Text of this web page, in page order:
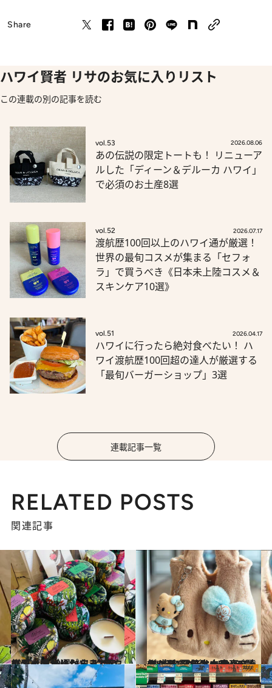
Share
ハワイ賢者 リサのお気に入りリスト
この連載の別の記事を読む
vol.53 2026.08.06
あの伝説の限定トートも！ リニューア
ルした「ディーン＆デルーカ ハワイ」
で必須のお土産8選
vol.52 2026.07.17
渡航歴100回以上のハワイ通が厳選！
世界の最旬コスメが集まる「セフォ
ラ」で買うべき《日本未上陸コスメ＆
スキンケア10選》
vol.51 2026.04.17
ハワイに行ったら絶対食べたい！ ハ
ワイ渡航歴100回超の達人が厳選する
「最旬バーガーショップ」3選
連載記事一覧
RELATED POSTS
関連記事
2025.12.26
ハワイ通がリピする“癒やし系土産10選”ハレクラニのキャンドルからノニのボディウォッシュまで
旅＆お出かけ 2025.12.19
カハラ“日焼けキティ”、ディーン&デルーカ“デニムシリーズ”…ハワイの達人が選ぶ“日本未発売×最旬”指名買いお土産リスト
旅＆お出かけ